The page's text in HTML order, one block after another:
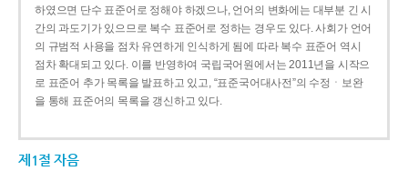
하였으면 단수 표준어로 정해야 하겠으나, 언어의 변화에는 대부분 긴 시
간의 과도기가 있으므로 복수 표준어로 정하는 경우도 있다. 사회가 언어
의 규범적 사용을 점차 유연하게 인식하게 됨에 따라 복수 표준어 역시
점차 확대되고 있다. 이를 반영하여 국립국어원에서는 2011년을 시작으
로 표준어 추가 목록을 발표하고 있고, “표준국어대사전”의 수정ㆍ보완
을 통해 표준어의 목록을 갱신하고 있다.
제1절 자음